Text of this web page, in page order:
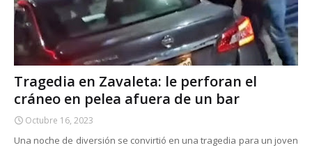
Tragedia en Zavaleta: le perforan el
cráneo en pelea afuera de un bar
Octubre 16, 2023
Una noche de diversión se convirtió en una tragedia para un joven